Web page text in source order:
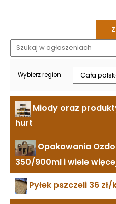
Wybierz region
Miody oraz
hurt
Opakowania
350/900ml i wiele
Pyłek pszczeli 36 zł/